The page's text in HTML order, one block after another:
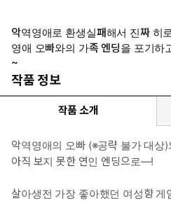
악역영애로 환생실패해서 진짜 히
영애 오빠와의 가족 엔딩을 포기
~
작품 정보
작품 소개
악역영애의 오빠 (※공략 불가 대상)
아직 보지 못한 연인 엔딩으로―!
살아생전 가장 좋아했던 여성향 게